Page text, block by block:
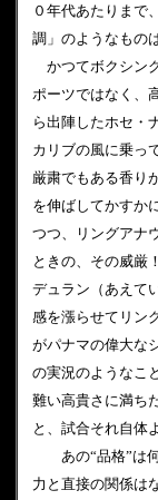
０年代あたりまで
調」のようなもの
かつてボクシン
ポーツではなく、
ら出陣したホセ・
カリブの風に乗っ
厳粛でもある香り
を伸ばしてかすか
つつ、リングアナ
ときの、その威
デュラン（あえて
感を漲らせてリン
がパナマの偉大な
の実況のようなこ
難い高貴さに満ち
と、試合それ自体
あの“品格”は何
力と直接の関係は